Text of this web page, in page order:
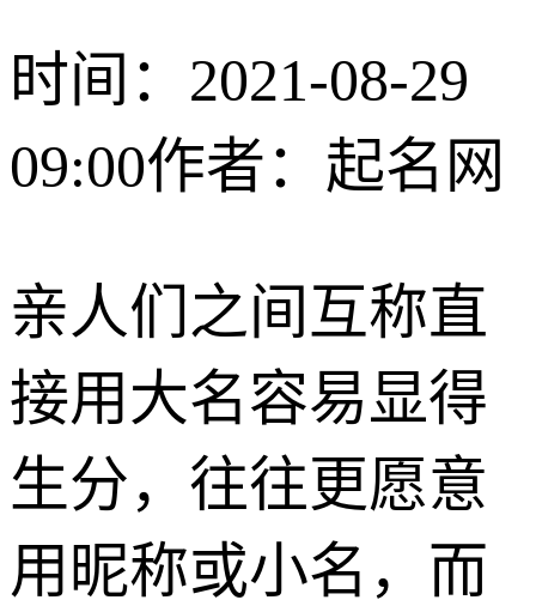
时间：2021-08-29
09:00作者：起名网
亲人们之间互称直
接用大名容易显得
生分，往往更愿意
用昵称或小名，而